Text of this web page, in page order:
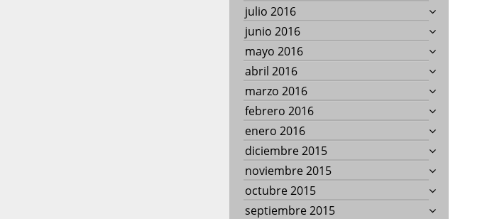
julio 2016
junio 2016
mayo 2016
abril 2016
marzo 2016
febrero 2016
enero 2016
diciembre 2015
noviembre 2015
octubre 2015
septiembre 2015